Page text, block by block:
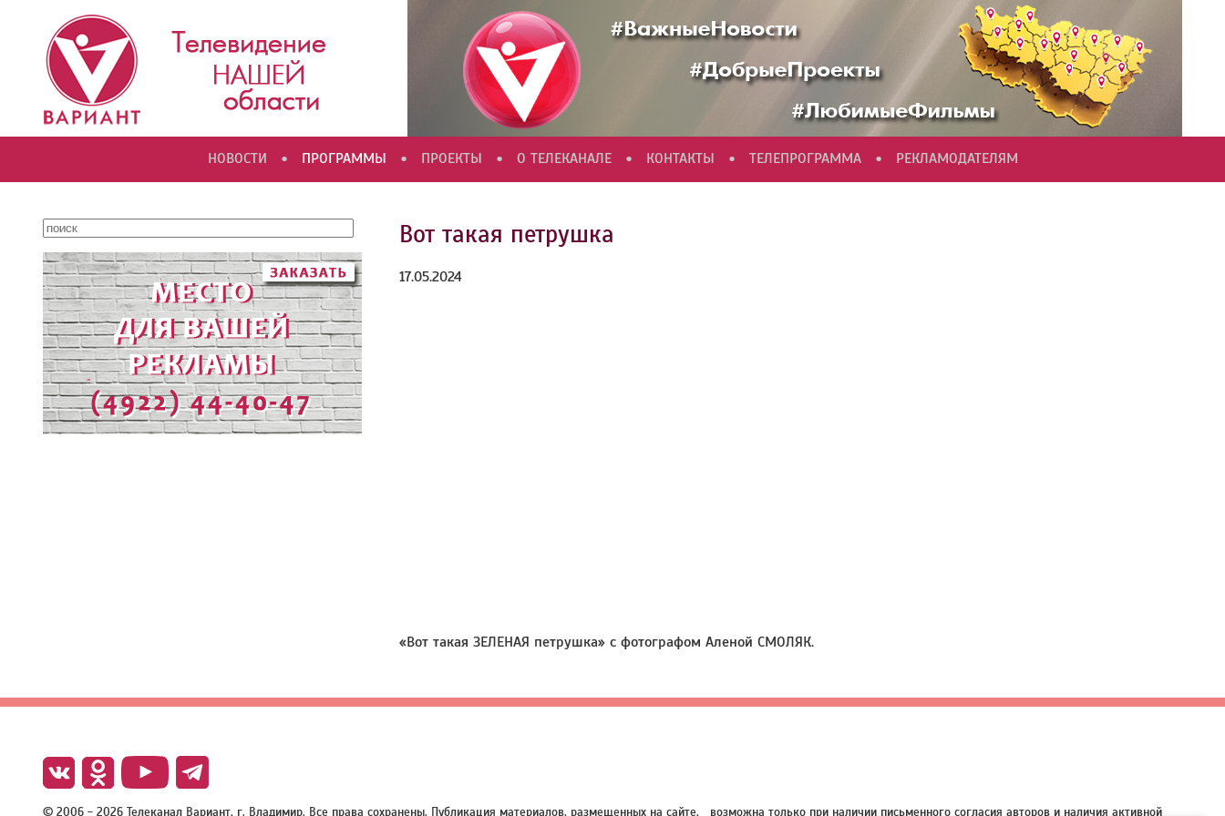
НОВОСТИ • ПРОГРАММЫ • ПРОЕКТЫ • О ТЕЛЕКАНАЛЕ • КОНТАКТЫ • ТЕЛЕПРОГРАММА • РЕКЛАМОДАТЕЛЯМ
Вот такая петрушка
17.05.2024
«Вот такая ЗЕЛЕНАЯ петрушка» с фотографом Аленой СМОЛЯК.
© 2006 - 2026 Телеканал Вариант, г. Владимир. Все права сохранены. Публикация материалов, размещенных на сайте, возможна только при наличии письменного согласия авторов и наличия активной